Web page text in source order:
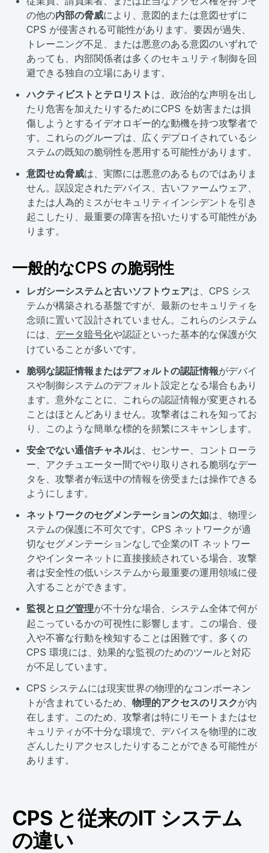
の他の内部の脅威により、意図的または意図せずに
CPS が侵害される可能性があります。要因が過失、
トレーニング不足、または悪意のある意図のいずれで
あっても、内部関係者は多くのセキュリティ制御を回
避できる独自の立場にあります。
ハクティビストとテロリスト は、政治的な声明を出し
たり危害を加えたりするためにCPS を妨害または損
傷しようとするイデオロギー的な動機を持つ攻撃者で
す。これらのグループは、広くデプロイされているシ
ステムの既知の脆弱性を悪用する可能性があります。
意図せぬ脅威は、実際には悪意のあるものではありま
せん。誤設定されたデバイス、古いファームウェア、
または人為的ミスがセキュリティインシデントを引き
起こしたり、最重要の障害を招いたりする可能性があ
ります。
一般的なCPS の脆弱性
レガシーシステムと古いソフトウェアは、CPS シス
テムが構築される基盤ですが、最新のセキュリティを
念頭に置いて設計されていません。これらのシステム
には、 データ暗号化や認証といった基本的な保護が欠
けていることが多いです。
脆弱な認証情報またはデフォルトの認証情報がデバイ
スや制御システムのデフォルト設定となる場合もあり
ます。意外なことに、これらの認証情報が変更される
ことはほとんどありません。攻撃者はこれを知ってお
り、このような簡単な標的を頻繁にスキャンします。
安全でない通信チャネルは、センサー、コントローラ
ー、アクチュエーター間でやり取りされる脆弱なデー
タを、攻撃者が転送中の情報を傍受または操作できる
ようにします。
ネットワークのセグメンテーションの欠如は、物理シ
ステムの保護に不可欠です。CPS ネットワークが適
切なセグメンテーションなしで企業のIT ネットワー
クやインターネットに直接接続されている場合、攻撃
者は安全性の低いシステムから最重要の運用領域に侵
入することができます。
監視と ログ管理が不十分な場合、システム全体で何が
起こっているかの可視性に影響します。この場合、侵
入や不審な行動を検知することは困難です。多くの
CPS 環境には、効果的な監視のためのツールと対応
が不足しています。
CPS システムには現実世界の物理的なコンポーネン
トが含まれているため、 物理的アクセスのリスクが内
在します。このため、攻撃者は特にリモートまたはセ
キュリティが不十分な環境で、デバイスを物理的に改
ざんしたりアクセスしたりすることができる可能性が
あります。
CPS と従来のIT システム
の違い